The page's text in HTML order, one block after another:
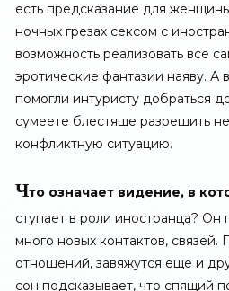
есть предсказание для
ночных грезах сексом с
возможность реализовать все
эротические фантазии наяву. А
помогли интуристу добраться
сумеете блестяще разрешить
конфликтную ситуацию.
Что означает видение, в
ступает в роли иностранца?
много новых контактов,
отношений, завяжутся еще и
сон подсказывает, что спящий